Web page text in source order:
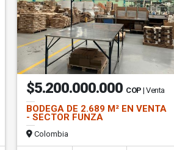
$5.200.000.000 COP | Venta
BODEGA DE 2.689 M² EN VENTA
- SECTOR FUNZA
Colombia